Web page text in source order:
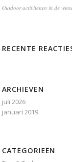
Outdoor activiteiten in de
RECENTE
ARCHIEVEN
juli 2026
januari 2019
CATEGORIEËN